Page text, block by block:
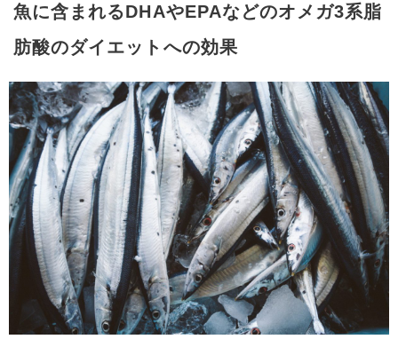
魚に含まれるDHAやEPAなどのオメガ3系脂
肪酸のダイエットへの効果